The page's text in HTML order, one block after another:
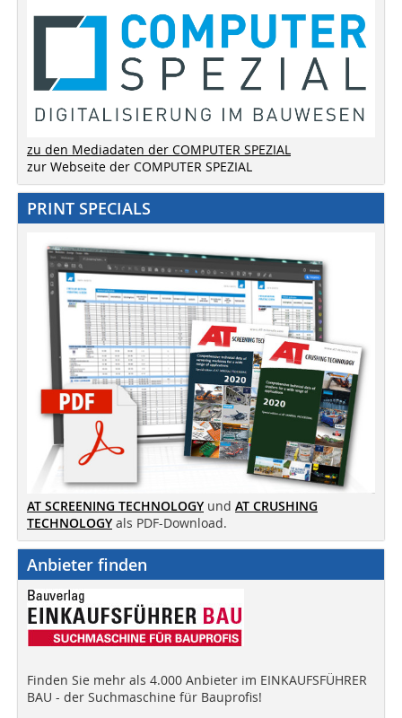
zu den Mediadaten der COMPUTER SPEZIAL
zur Webseite der COMPUTER SPEZIAL
PRINT SPECIALS
AT SCREENING TECHNOLOGY und AT CRUSHING
TECHNOLOGY als PDF-Download.
Anbieter finden
Finden Sie mehr als 4.000 Anbieter im EINKAUFSFÜHRER
BAU - der Suchmaschine für Bauprofis!